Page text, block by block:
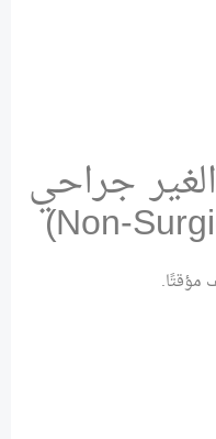
جراحي
مؤقتًا.